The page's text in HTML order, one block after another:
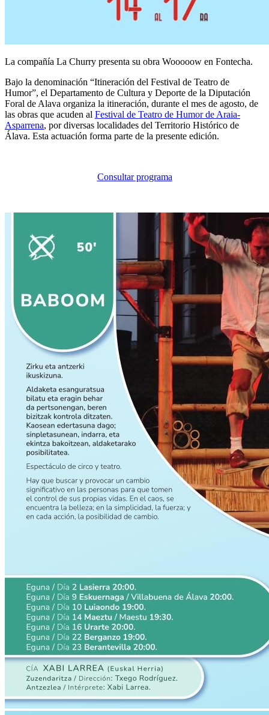
La compañía La Churry presenta su obra Wooooow en Fontecha.
Bajo la denominación “Itineración del Festival de Teatro de
Humor”, el Departamento de Cultura y Deporte de la Diputación
Foral de Alava organiza la itineración, durante el mes de agosto, de
las obras que acuden al Festival de Teatro de Humor de Araia-
Asparrena, por diversas localidades del Territorio Histórico de
Álava. Esta actuación forma parte de la presente edición.
Consultar programa